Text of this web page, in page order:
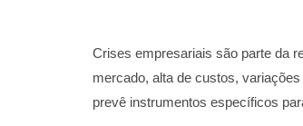
Crises empresariais são parte da
mercado, alta de custos,
prevê instrumentos específicos